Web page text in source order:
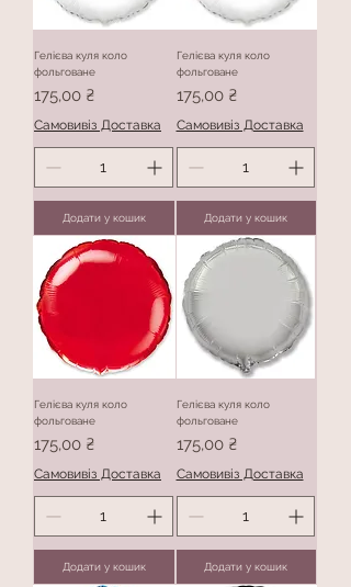
Гелієва куля коло
фольговане
Ціна
175,00 ₴
Самовивіз Доставка
Додати у кошик
Гелієва куля коло
фольговане
Ціна
175,00 ₴
Самовивіз Доставка
Додати у кошик
Гелієва куля коло
фольговане
Ціна
175,00 ₴
Самовивіз Доставка
Додати у кошик
Гелієва куля коло
фольговане
Ціна
175,00 ₴
Самовивіз Доставка
Додати у кошик